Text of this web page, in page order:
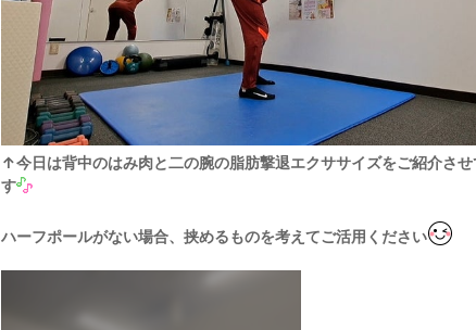
↑今日は背中のはみ肉と二の腕の脂肪撃退エクササイズをご紹介させ
す
ハーフポールがない場合、挟めるものを考えてご活用ください